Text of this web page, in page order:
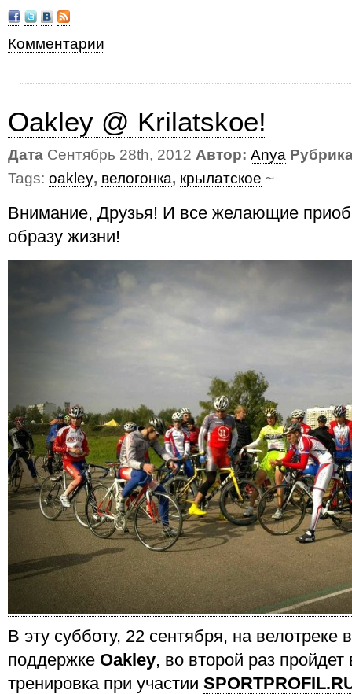
Комментарии
Oakley @ Krilatskoe!
Дата Сентябрь 28th, 2012 Автор: Anya
Tags: oakley, велогонка, крылатское ~
Внимание, Друзья! И все желающие
образу жизни!
В эту субботу, 22 сентября, на велотреке
поддержке Oakley, во второй раз пройдет
тренировка при участии